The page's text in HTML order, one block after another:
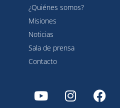
¿Quiénes somos?
Misiones
Noticias
Sala de prensa
Contacto